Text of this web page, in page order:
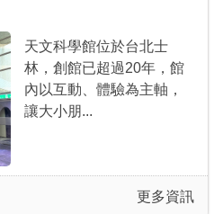
天文科學館位於台北士
林，創館已超過20年，館
內以互動、體驗為主軸，
讓大小朋...
更多資訊